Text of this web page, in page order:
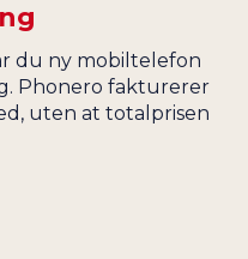
du ny mobiltelefon
Phonero fakturerer
uten at totalprisen